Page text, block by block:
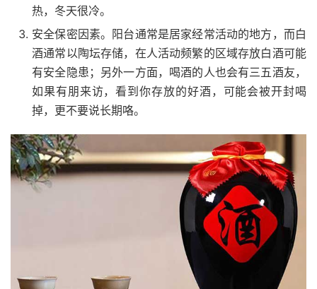
热，冬天很冷。
安全保密因素。阳台通常是居家经常活动的地方，而白
酒通常以陶坛存储，在人活动频繁的区域存放白酒可能
有安全隐患；另外一方面，喝酒的人也会有三五酒友，
如果有朋来访，看到你存放的好酒，可能会被开封喝
掉，更不要说长期咯。